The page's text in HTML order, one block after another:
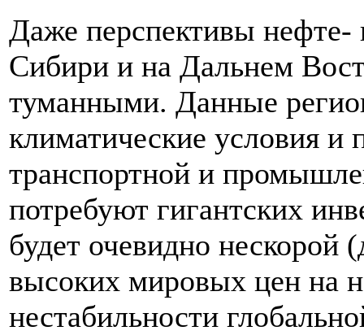
Даже перспективы нефте-
Сибири и на Дальнем
туманными. Данные
климатические условия и
транспортной и
потребуют гигантских
будет очевидно нескорой
высоких мировых цен на
нестабильности